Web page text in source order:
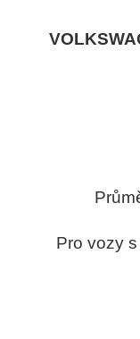
Pro vozy